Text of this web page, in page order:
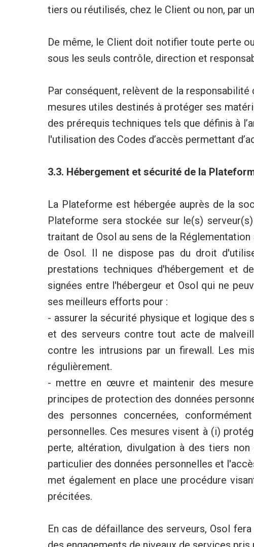
tiers ou réutilisés, chez le Client ou non, par
De même, le Client doit notifier toute perte
sous les seuls contrôle, direction et
Par conséquent, relèvent de la
mesures utiles destinés à protéger ses
des prérequis techniques tels que définis à
l'utilisation des Codes d’accès permettant
3.3. Hébergement et sécurité de la
La Plateforme est hébergée auprès de la
Plateforme sera stockée sur le(s)
traitant de Osol au sens de la
de Osol. Il ne dispose pas du droit
prestations techniques d'hébergement et
signées entre l'hébergeur et Osol qui ne
ses meilleurs efforts pour :
- assurer la sécurité physique et logique des
et des serveurs contre tout acte de
contre les intrusions par un firewall. Les
régulièrement.
- mettre en œuvre et maintenir des
principes de protection des données
des personnes concernées,
personnelles. Ces mesures visent à (i)
perte, altération, divulgation à des tiers
particulier des données personnelles et
met également en place une procédure
précitées.
En cas de défaillance des serveurs, Osol